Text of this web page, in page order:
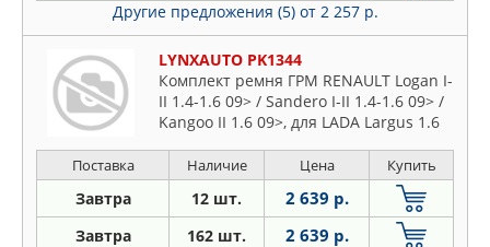
Другие предложения (5) от 2 257 р.
LYNXAUTO PK1344
Комплект ремня ГРМ RENAULT Logan I-
II 1.4-1.6 09> / Sandero I-II 1.4-1.6 09> /
Kangoo II 1.6 09>, для LADA Largus 1.6
Поставка Наличие Цена Купить
Завтра 12 шт. 2 639 р.
Завтра 162 шт. 2 639 р.